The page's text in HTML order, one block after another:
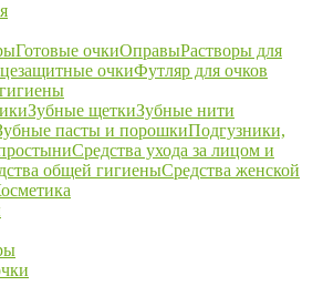
Готовые очкиОправыРастворы для
очкиФутляр для очков
Зубные щеткиЗубные нити
пасты и порошкиПодгузники,
Средства ухода за лицом и
общей гигиеныСредства женской